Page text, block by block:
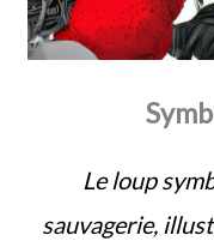
Le loup
sauvagerie,